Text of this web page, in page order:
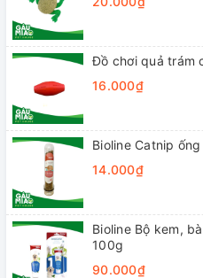
Đồ chơi quả trám
16.000₫
Bioline Catnip ống
14.000₫
Bioline Bộ kem,
100g
90.000₫